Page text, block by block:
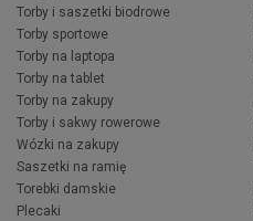
Torby i saszetki biodrowe
Torby sportowe
Torby na laptopa
Torby na tablet
Torby na zakupy
Torby i sakwy rowerowe
Wózki na zakupy
Saszetki na ramię
Torebki damskie
Plecaki